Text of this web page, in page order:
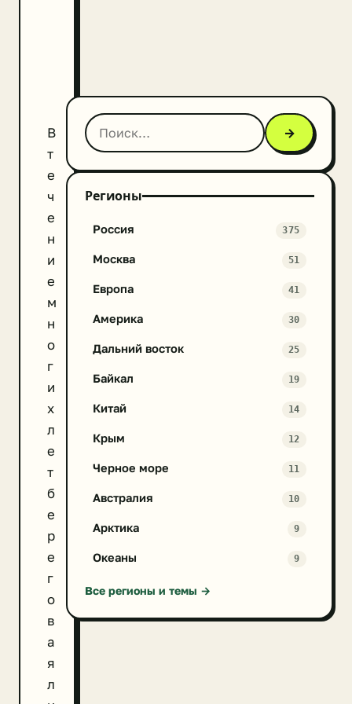
В
т
е
ч
е
н
и
е
м
н
о
г
и
х
л
е
т
б
е
р
е
г
о
в
а
я
л
→
Регионы
Россия 375
Москва 51
Европа 41
Америка 30
Дальний восток 25
Байкал 19
Китай 14
Крым 12
Черное море 11
Австралия 10
Арктика 9
Океаны 9
Все регионы и темы →